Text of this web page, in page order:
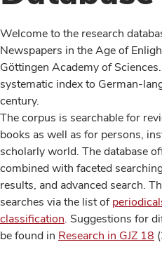
Welcome to the research
Newspapers in the Age of
Göttingen Academy of
systematic index to German-
century.
The corpus is searchable for
books as well as for persons,
scholarly world. The database
combined with faceted
results, and advanced search.
searches via the list of
classification. Suggestions for
be found in Research in GJZ 18